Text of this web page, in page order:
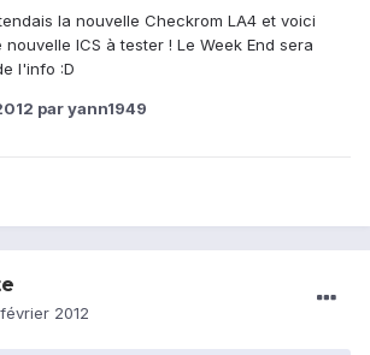
la nouvelle Checkrom LA4 et voici
ICS à tester ! Le Week End sera
l'info :D
par yann1949
2012